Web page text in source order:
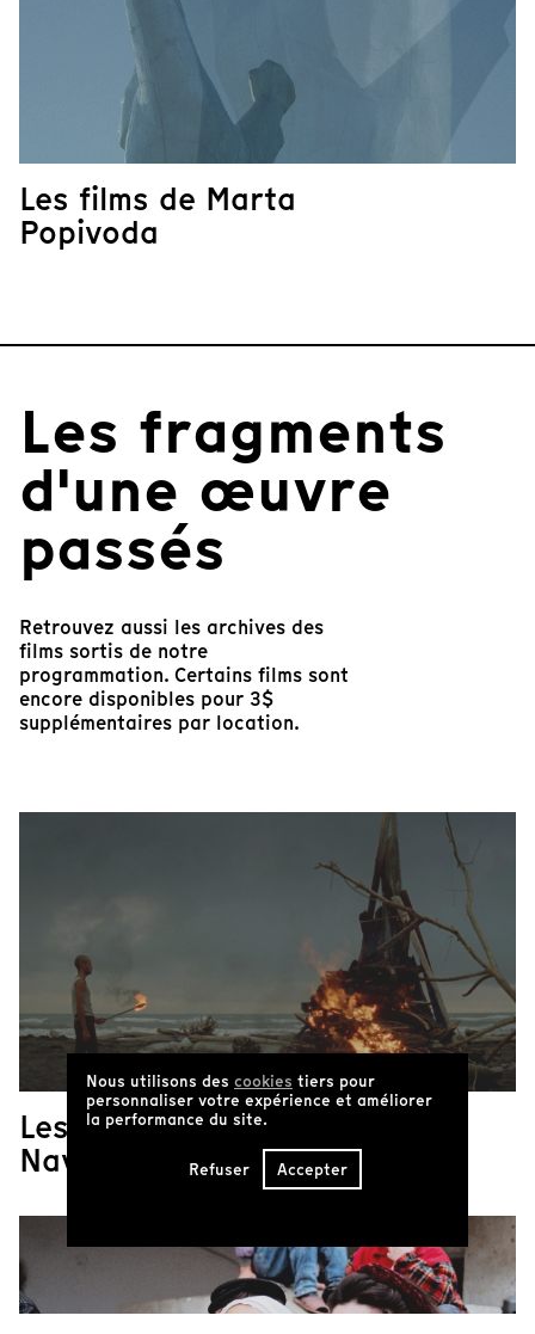
Les films de Marta
Popivoda
Les fragments
d'une œuvre
passés
Retrouvez aussi les archives des
films sortis de notre
programmation. Certains films sont
encore disponibles pour 3$
supplémentaires par location.
Les films d'Oscar Ruiz
Navia
Nous utilisons des cookies tiers pour
personnaliser votre expérience et améliorer
la performance du site.
Refuser Accepter